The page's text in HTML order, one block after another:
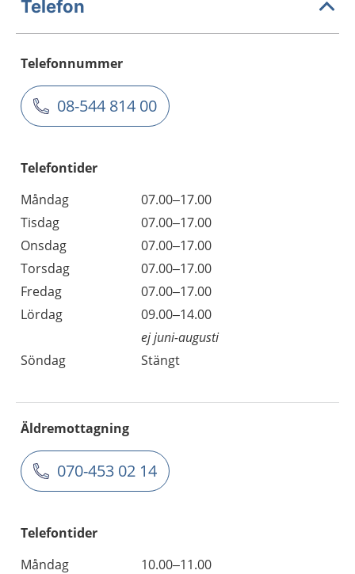
Telefon
Telefonnummer
08-544 814 00
Telefontider
Måndag
07.00–17.00
Tisdag
07.00–17.00
Onsdag
07.00–17.00
Torsdag
07.00–17.00
Fredag
07.00–17.00
Lördag
09.00–14.00
ej juni-augusti
Söndag
Stängt
Äldremottagning
070-453 02 14
Telefontider
Måndag
10.00–11.00